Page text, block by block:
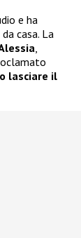
e ha
casa. La
,
lasciare il